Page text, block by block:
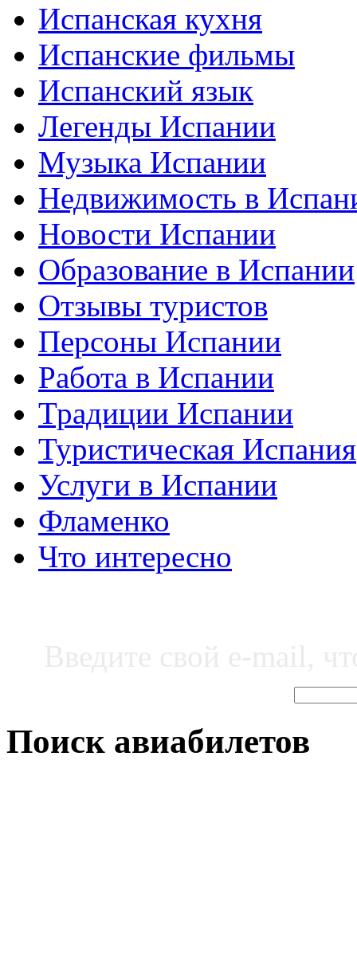
Испанская кухня
Испанские фильмы
Испанский язык
Легенды Испании
Музыка Испании
Недвижимость в
Новости Испании
Образование в Испании
Отзывы туристов
Персоны Испании
Работа в Испании
Традиции Испании
Туристическая Испания
Услуги в Испании
Фламенко
Что интересно
Поиск авиабилетов